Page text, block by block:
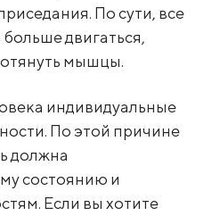
По сути, все
двигаться,
мышцы.
индивидуальные
По этой причине
должна
состоянию и
Если вы хотите